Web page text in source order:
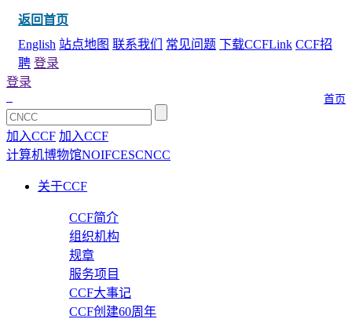
返回首页
English 站点地图 联系我们 常见问题 下载CCFLink CCF招
聘 登录
首页
登录
加入CCF 加入CCF
计算机博物馆NOIFCESCNCC
关于CCF
CCF简介
组织机构
规章
服务项目
CCF大事记
CCF创建60周年